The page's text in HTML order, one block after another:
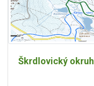
Škrdlovický okruh